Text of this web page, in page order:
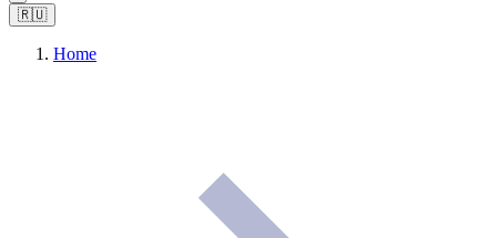
🇷🇺
Home